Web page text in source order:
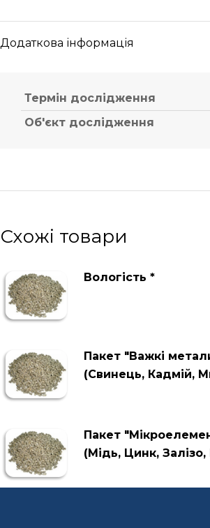
Додаткова інформація
Термін дослідження
Об'єкт дослідження
Схожі товари
Вологість *
Пакет "Важкі
(Свинець, Кадмій,
Пакет
(Мідь, Цинк,